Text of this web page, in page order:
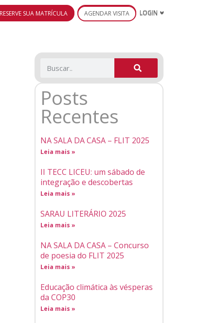
RESERVE SUA MATRÍCULA AGENDAR VISITA LOGIN
Posts
Recentes
NA SALA DA CASA – FLIT 2025
Leia mais »
II TECC LICEU: um sábado de
integração e descobertas
Leia mais »
SARAU LITERÁRIO 2025
Leia mais »
NA SALA DA CASA – Concurso
de poesia do FLIT 2025
Leia mais »
Educação climática às vésperas
da COP30
Leia mais »